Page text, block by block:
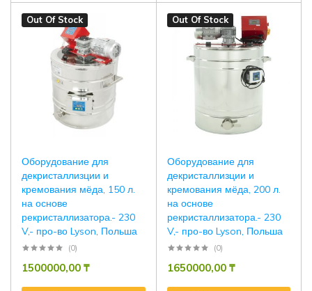
Out Of Stock
Оборудование для
декристаллизции и
кремования мёда, 150 л.
на основе
рекристаллизатора.- 230
V,- про-во Lyson, Польша
(0)
1500000,00 ₸
Out Of Stock
Оборудование для
декристаллизции и
кремования мёда, 200 л.
на основе
рекристаллизатора.- 230
V,- про-во Lyson, Польша
(0)
1650000,00 ₸